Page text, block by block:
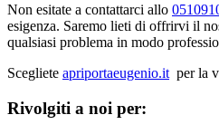
Non esitate a contattarci allo
esigenza. Saremo lieti di offrirvi il
qualsiasi problema in modo
Scegliete apriportaeugenio.it per la
Rivolgiti a noi per: